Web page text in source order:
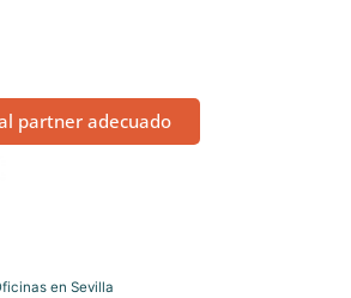
partner adecuado
en Sevilla